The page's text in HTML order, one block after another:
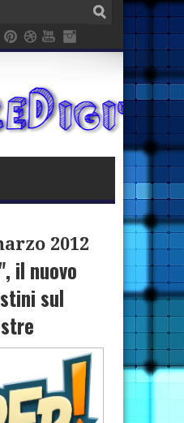
2012
il nuovo
sul